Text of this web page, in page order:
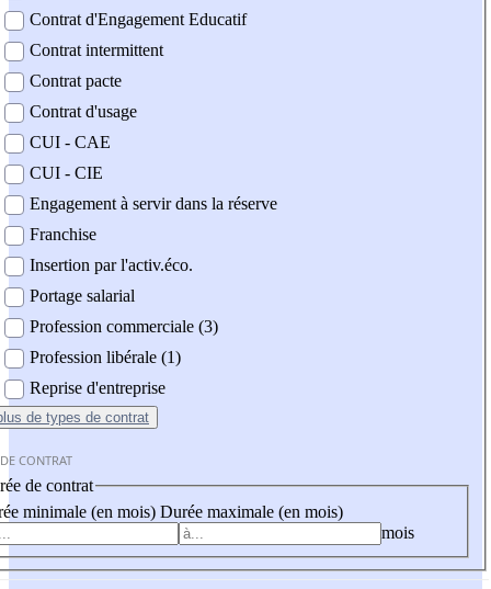
Contrat d'Engagement Educatif
Contrat intermittent
Contrat pacte
Contrat d'usage
CUI - CAE
CUI - CIE
Engagement à servir dans la réserve
Franchise
Insertion par l'activ.éco.
Portage salarial
Profession commerciale (3)
Profession libérale (1)
Reprise d'entreprise
de types de contrat
CONTRAT
de contrat
minimale (en mois) Durée maximale (en mois)
mois